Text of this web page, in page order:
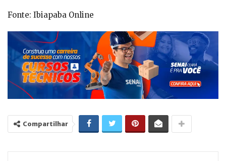
Fonte: Ibiapaba Online
Compartilhar